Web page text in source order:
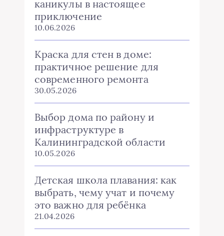
каникулы в настоящее
приключение
10.06.2026
Краска для стен в доме:
практичное решение для
современного ремонта
30.05.2026
Выбор дома по району и
инфраструктуре в
Калининградской области
10.05.2026
Детская школа плавания: как
выбрать, чему учат и почему
это важно для ребёнка
21.04.2026